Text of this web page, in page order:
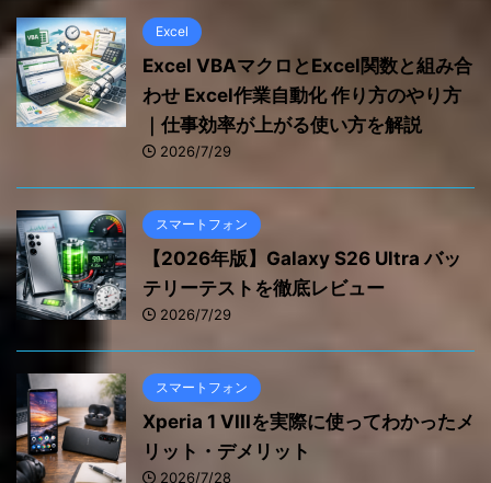
Excel
Excel VBAマクロとExcel関数と組み合
わせ Excel作業自動化 作り方のやり方
｜仕事効率が上がる使い方を解説
2026/7/29
スマートフォン
【2026年版】Galaxy S26 Ultra バッ
テリーテストを徹底レビュー
2026/7/29
スマートフォン
Xperia 1 VIIIを実際に使ってわかったメ
リット・デメリット
2026/7/28